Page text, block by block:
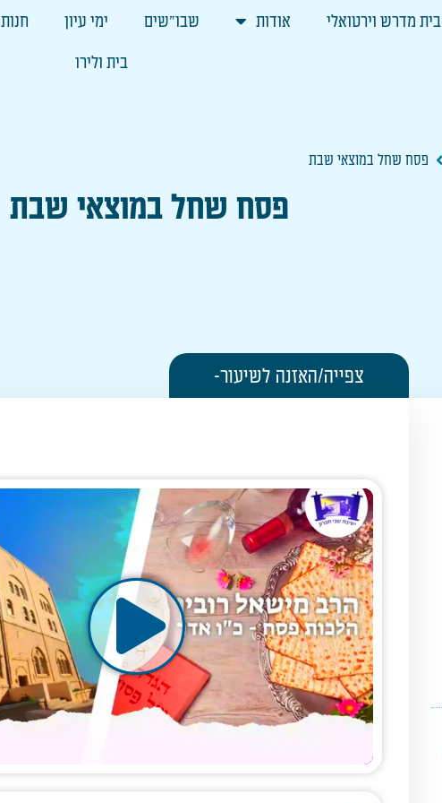
בית מדרש וירטואלי אודות שבו"שים ימי עיון חנות
בית ולירו
פסח שחל במוצאי שבת
פסח שחל במוצאי שבת
צפייה/האזנה לשיעור-